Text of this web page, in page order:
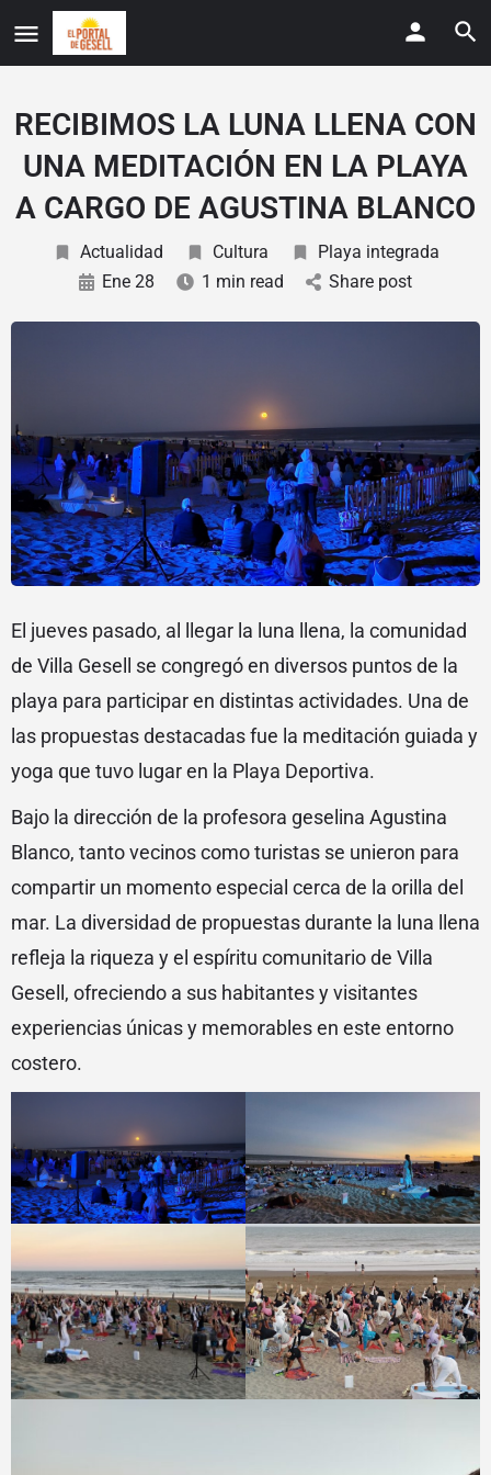
RECIBIMOS LA LUNA LLENA CON
UNA MEDITACIÓN EN LA PLAYA
A CARGO DE AGUSTINA BLANCO
Actualidad Cultura
Playa integrada
Ene 28
1 min read Share post
El jueves pasado, al llegar la luna llena, la comunidad
de Villa Gesell se congregó en diversos puntos de la
playa para participar en distintas actividades. Una de
las propuestas destacadas fue la meditación guiada y
yoga que tuvo lugar en la Playa Deportiva.
Bajo la dirección de la profesora geselina Agustina
Blanco, tanto vecinos como turistas se unieron para
compartir un momento especial cerca de la orilla del
mar. La diversidad de propuestas durante la luna llena
refleja la riqueza y el espíritu comunitario de Villa
Gesell, ofreciendo a sus habitantes y visitantes
experiencias únicas y memorables en este entorno
costero.